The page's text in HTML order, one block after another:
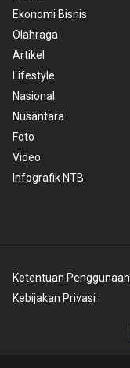
Ekonomi Bisnis
Olahraga
Artikel
Lifestyle
Nasional
Nusantara
Foto
Video
Infografik NTB
Ketentuan Penggunaan
Kebijakan Privasi